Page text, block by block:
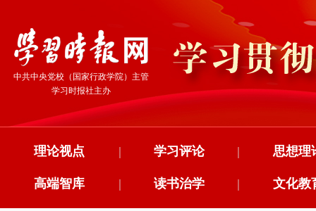
中共中央党校（国家行政学院）主管
学习时报社主办
理论视点 学习评论
| 思想理
|
高端智库 读书治学
| 文化教
|